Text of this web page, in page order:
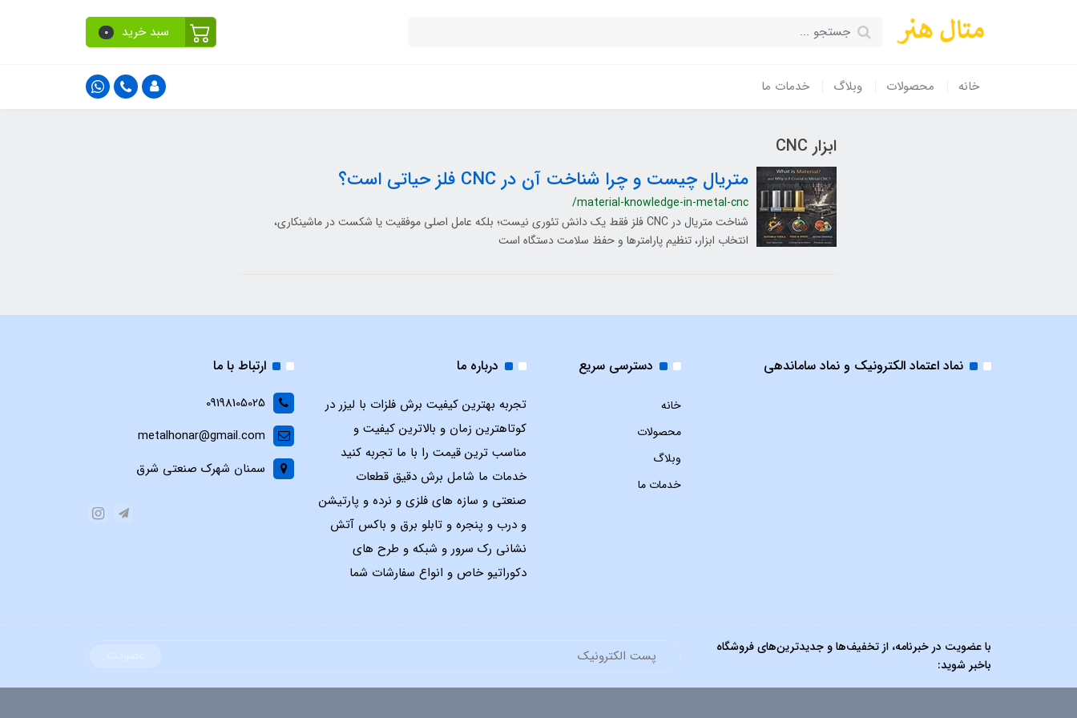
سبد خرید 0
خانه محصولات وبلاگ خدمات ما
ابزار CNC
متریال چیست و چرا شناخت آن در CNC فلز حیاتی است؟
/material-knowledge-in-metal-cnc
شناخت متریال در CNC فلز فقط یک دانش تئوری نیست؛ بلکه عامل اصلی موفقیت یا شکست در ماشینکاری،
انتخاب ابزار، تنظیم پارامترها و حفظ سلامت دستگاه است
نماد اعتماد الکترونیک و نماد ساماندهی دسترسی سریع
خانه
محصولات
وبلاگ
خدمات ما
درباره ما
تجربه بهترین کیفیت برش فلزات با لیزر در
کوتاهترین زمان و بالاترین کیفیت و
مناسب ترین قیمت را با ما تجربه کنید
خدمات ما شامل برش دقیق قطعات
صنعتی و سازه های فلزی و نرده و پارتیشن
و درب و پنجره و تابلو برق و باکس آتش
نشانی رک سرور و شبکه و طرح های
دکوراتیو خاص و انواع سفارشات شما
ارتباط با ما
09198105025
metalhonar@gmail.com
سمنان شهرک صنعتی شرق
با عضویت در خبرنامه، از تخفیف‌ها و جدیدترین‌های فروشگاه
باخبر شوید: